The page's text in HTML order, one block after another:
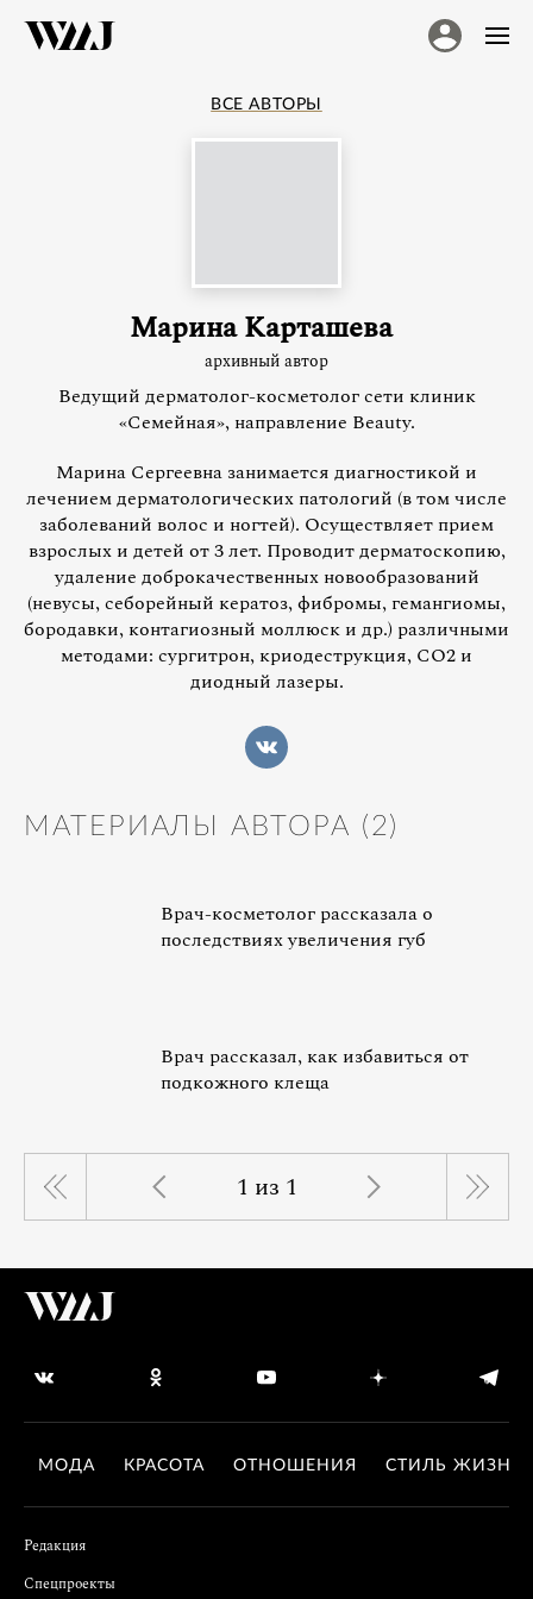
Марина Карташева
архивный автор
Ведущий дерматолог-косметолог сети клиник
«Семейная», направление Beauty.
Марина Сергеевна занимается диагностикой и
лечением дерматологических патологий (в том числе
заболеваний волос и ногтей). Осуществляет прием
взрослых и детей от 3 лет. Проводит дерматоскопию,
удаление доброкачественных новообразований
(невусы, себорейный кератоз, фибромы, гемангиомы,
бородавки, контагиозный моллюск и др.) различными
методами: сургитрон, криодеструкция, СО2 и
диодный лазеры.
ВСЕ АВТОРЫ
МАТЕРИАЛЫ АВТОРА ( 2 )
Врач-косметолог рассказала о
последствиях увеличения губ
Врач рассказал, как избавиться от
подкожного клеща
1 из 1
МОДА КРАСОТА ОТНОШЕНИЯ СТИЛЬ ЖИЗНИ
Редакция
Спецпроекты